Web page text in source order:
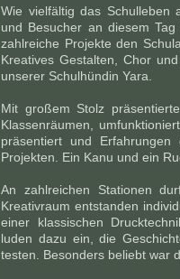
Wie vielfältig das Schulleben
und Besucher an diesem
zahlreiche Projekte den
Kreatives Gestalten, Chor
unserer Schulhündin Yara.
Mit großem Stolz
Klassenräumen,
präsentiert und
Projekten. Ein Kanu und ein
An zahlreichen Stationen
Kreativraum entstanden
einer klassischen
luden dazu ein, die
testen. Besonders beliebt war